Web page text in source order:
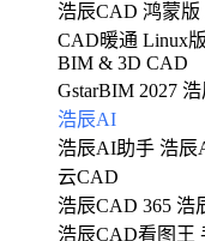
浩辰CAD 鸿蒙版
CAD暖通 Linux
BIM & 3D CAD
GstarBIM 2027 浩
浩辰AI
浩辰AI助手 浩辰
云CAD
浩辰CAD 365 浩
浩辰CAD看图王